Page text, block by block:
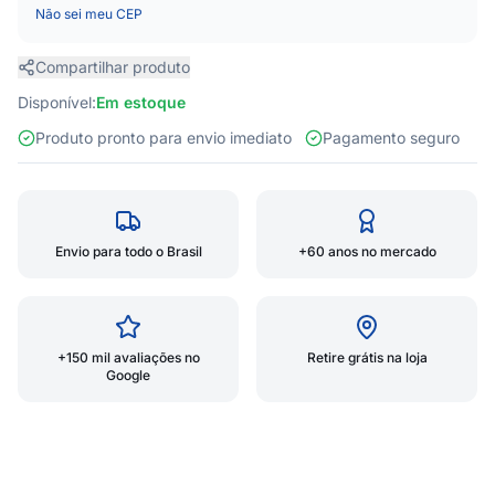
Não sei meu CEP
Compartilhar produto
Disponível:Em estoque
Produto pronto para envio imediato
Pagamento seguro
Envio para todo o Brasil +60 anos no mercado
+150 mil avaliações no
Google
Retire grátis na loja